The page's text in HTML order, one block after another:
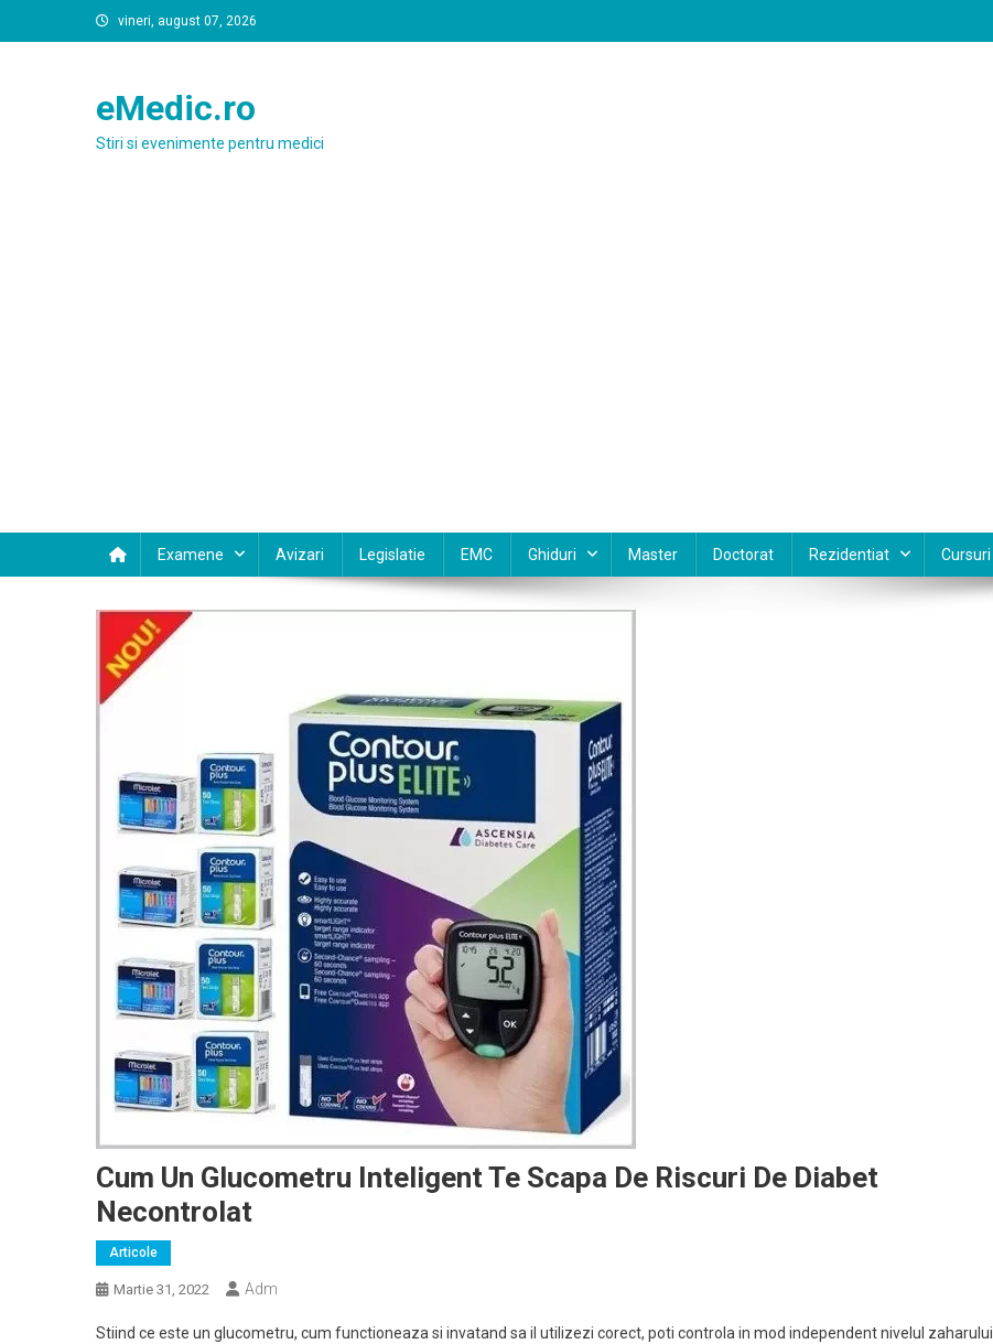
to
vineri, august 07, 2026
eMedic.ro
Stiri si evenimente pentru medici
Examene Avizari Legislatie EMC Ghiduri Master Doctorat Rezidentiat Cursuri
Cum Un Glucometru Inteligent Te Scapa De Riscuri De Diabet
Necontrolat
Articole
Martie 31, 2022 Adm
Stiind ce este un glucometru, cum functioneaza si invatand sa il utilizezi corect, poti controla in mod independent nivelul zaharului